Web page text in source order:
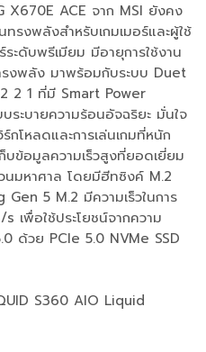
X670E ACE จาก MSI ยังคง
งพลังสำหรับเกมเมอร์และผู้ใช้
ะดับพรีเมียม มีอายุการใช้งาน
งพลัง มาพร้อมกับระบบ Duet
2 1 ที่มี Smart Power
ะบายความร้อนอัจฉริยะ มั่นใจ
กโหลดและการเล่นเกมที่หนัก
ข้อมูลความเร็วสูงที่ยอดเยี่ยม
มหาศาล โดยมีฮีทซิงค์ M.2
5 M.2 มีความเร็วในการ
เพื่อใช้ประโยชน์จากความ
ด้วย PCIe 5.0 NVMe SSD
S360 AIO Liquid